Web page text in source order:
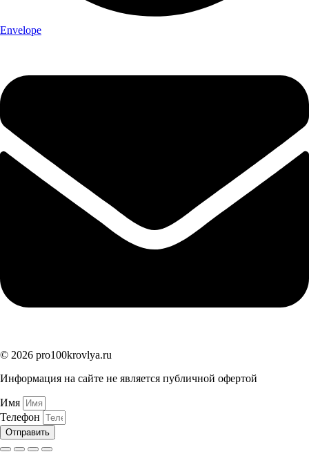
Envelope
© 2026 pro100krovlya.ru
Информация на сайте не является публичной офертой
Имя
Телефон
Отправить